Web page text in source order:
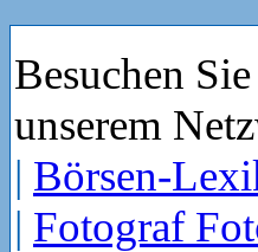
Besuchen
unserem
| Börsen-
| Fotograf